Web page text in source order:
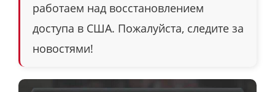
работаем над восстановлением
доступа в США. Пожалуйста, следите за
новостями!